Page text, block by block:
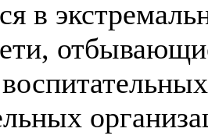
в